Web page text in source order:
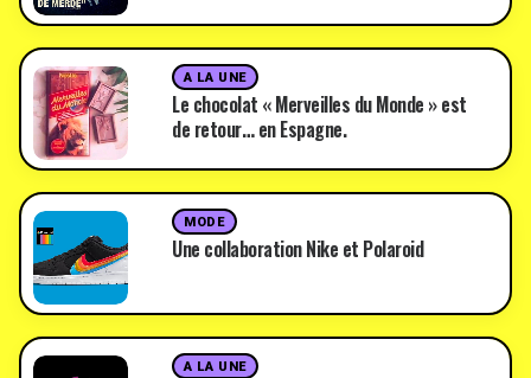
A LA UNE
Le chocolat « Merveilles du Monde » est
de retour… en Espagne.
MODE
Une collaboration Nike et Polaroid
A LA UNE